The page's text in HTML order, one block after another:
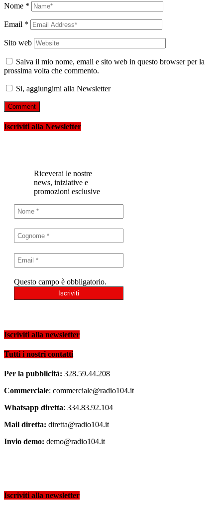
Nome *
Email *
Sito web
Salva il mio nome, email e sito web in questo browser per la
prossima volta che commento.
Si, aggiungimi alla Newsletter
Iscriviti alla Newsletter
Riceverai le nostre
news, iniziative e
promozioni esclusive
Questo campo è obbligatorio.
Iscriviti alla newsletter
Tutti i nostri contatti
Per la pubblicità: 328.59.44.208
Commerciale: commerciale@radio104.it
Whatsapp diretta: 334.83.92.104
Mail diretta: diretta@radio104.it
Invio demo: demo@radio104.it
Iscriviti alla newsletter